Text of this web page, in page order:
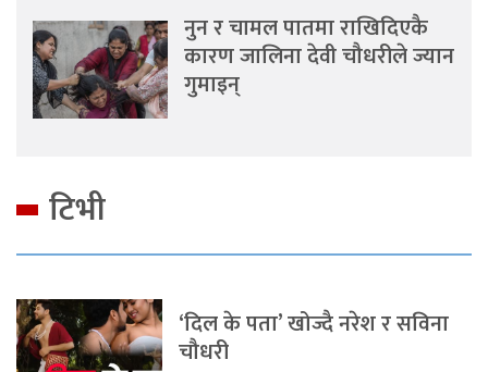
नुन र चामल पातमा राखिदिएकै
कारण जालिना देवी चौधरीले ज्यान
गुमाइन्
टिभी
‘दिल के पता’ खोज्दै नरेश र सविना
चौधरी